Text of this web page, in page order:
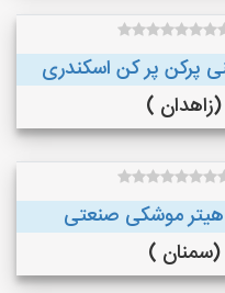
پرکن پر کن اسکندری
موشکی صنعتی